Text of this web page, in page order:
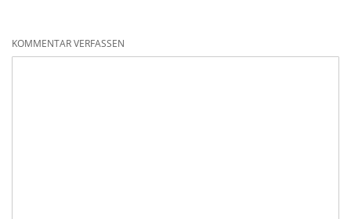
KOMMENTAR VERFASSEN